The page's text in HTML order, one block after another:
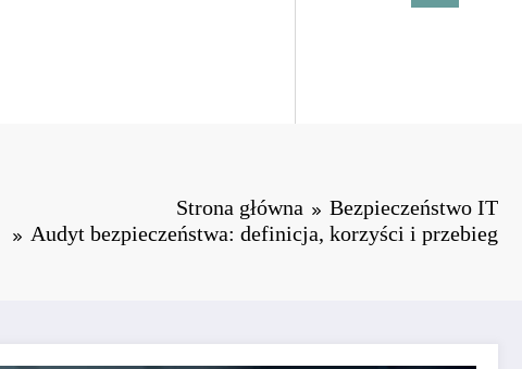
Strona główna
Bezpieczeństwo IT
Audyt bezpieczeństwa: definicja, korzyści i przebieg